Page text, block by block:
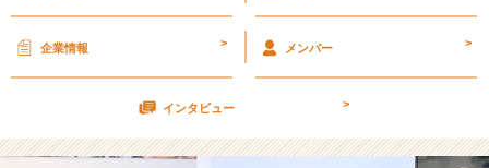
R
理
念
現
企業情報 > メンバー >
インタビュー >